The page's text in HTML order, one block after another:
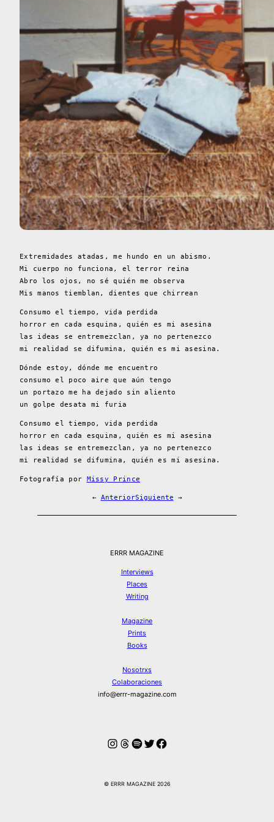
Extremidades atadas, me hundo en un abismo.
Mi cuerpo no funciona, el terror reina
Abro los ojos, no sé quién me observa
Mis manos tiemblan, dientes que chirrean
Consumo el tiempo, vida perdida
horror en cada esquina, quién es mi asesina
las ideas se entremezclan, ya no pertenezco
mi realidad se difumina, quién es mi asesina.
Dónde estoy, dónde me encuentro
consumo el poco aire que aún tengo
un portazo me ha dejado sin aliento
un golpe desata mi furia
Consumo el tiempo, vida perdida
horror en cada esquina, quién es mi asesina
las ideas se entremezclan, ya no pertenezco
mi realidad se difumina, quién es mi asesina.
Fotografía por Missy Prince
← AnteriorSiguiente →
ERRR MAGAZINE
Interviews
Places
Writing
Magazine
Prints
Books
Nosotrxs
Colaboraciones
info@errr-magazine.com
Instagram
Hilos
Spotify
Twitter
Facebook
© ERRR MAGAZINE 2026